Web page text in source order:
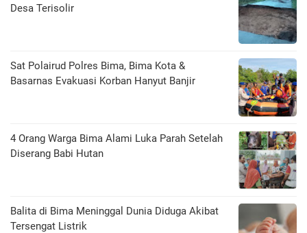
Desa Terisolir
Sat Polairud Polres Bima, Bima Kota &
Basarnas Evakuasi Korban Hanyut Banjir
4 Orang Warga Bima Alami Luka Parah Setelah
Diserang Babi Hutan
Balita di Bima Meninggal Dunia Diduga Akibat
Tersengat Listrik